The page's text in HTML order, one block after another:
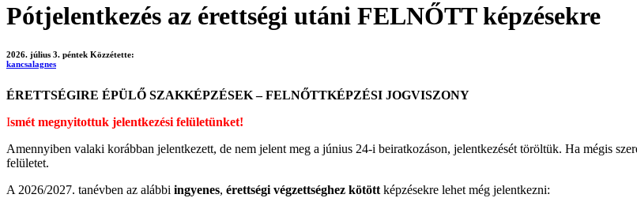
Pótjelentkezés az érettségi utáni FELNŐTT képzésekre
2026. július 3. péntek Közzétette:
kancsalagnes
ÉRETTSÉGIRE ÉPÜLŐ SZAKKÉPZÉSEK – FELNŐTTKÉPZÉSI JOGVISZONY
Ismét megnyitottuk jelentkezési felületünket!
Amennyiben valaki korábban jelentkezett, de nem jelent meg a június 24-i beiratkozáson, jelentkezését töröltük. Ha mégis
felületet.
A 2026/2027. tanévben az alábbi ingyenes, érettségi végzettséghez kötöttképzésekre lehet még jelentkezni: